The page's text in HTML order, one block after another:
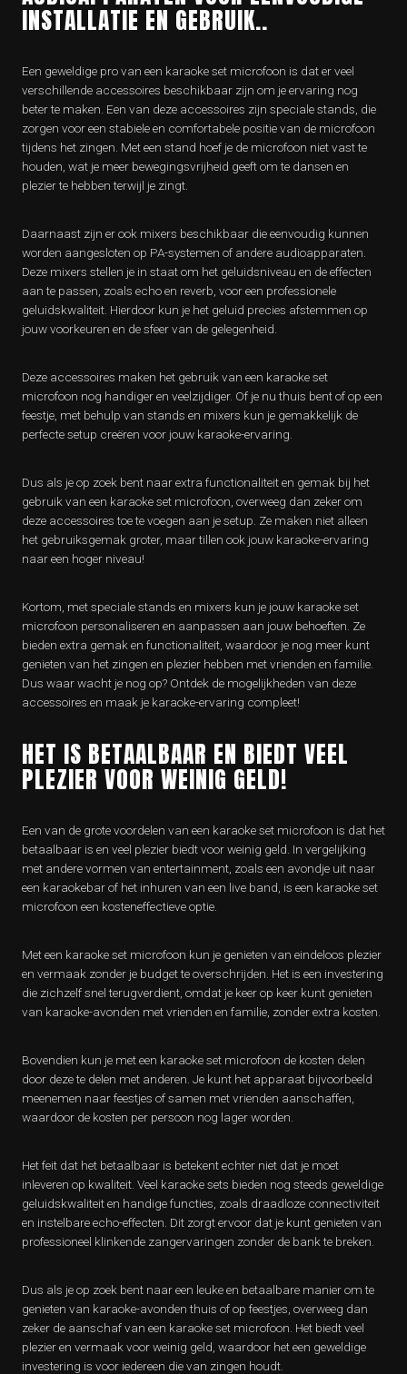
INSTALLATIE EN GEBRUIK..
Een geweldige pro van een karaoke set microfoon is dat er veel
verschillende accessoires beschikbaar zijn om je ervaring nog
beter te maken. Een van deze accessoires zijn speciale stands, die
zorgen voor een stabiele en comfortabele positie van de microfoon
tijdens het zingen. Met een stand hoef je de microfoon niet vast te
houden, wat je meer bewegingsvrijheid geeft om te dansen en
plezier te hebben terwijl je zingt.
Daarnaast zijn er ook mixers beschikbaar die eenvoudig kunnen
worden aangesloten op PA-systemen of andere audioapparaten.
Deze mixers stellen je in staat om het geluidsniveau en de effecten
aan te passen, zoals echo en reverb, voor een professionele
geluidskwaliteit. Hierdoor kun je het geluid precies afstemmen op
jouw voorkeuren en de sfeer van de gelegenheid.
Deze accessoires maken het gebruik van een karaoke set
microfoon nog handiger en veelzijdiger. Of je nu thuis bent of op een
feestje, met behulp van stands en mixers kun je gemakkelijk de
perfecte setup creëren voor jouw karaoke-ervaring.
Dus als je op zoek bent naar extra functionaliteit en gemak bij het
gebruik van een karaoke set microfoon, overweeg dan zeker om
deze accessoires toe te voegen aan je setup. Ze maken niet alleen
het gebruiksgemak groter, maar tillen ook jouw karaoke-ervaring
naar een hoger niveau!
Kortom, met speciale stands en mixers kun je jouw karaoke set
microfoon personaliseren en aanpassen aan jouw behoeften. Ze
bieden extra gemak en functionaliteit, waardoor je nog meer kunt
genieten van het zingen en plezier hebben met vrienden en familie.
Dus waar wacht je nog op? Ontdek de mogelijkheden van deze
accessoires en maak je karaoke-ervaring compleet!
HET IS BETAALBAAR EN BIEDT VEEL
PLEZIER VOOR WEINIG GELD!
Een van de grote voordelen van een karaoke set microfoon is dat het
betaalbaar is en veel plezier biedt voor weinig geld. In vergelijking
met andere vormen van entertainment, zoals een avondje uit naar
een karaokebar of het inhuren van een live band, is een karaoke set
microfoon een kosteneffectieve optie.
Met een karaoke set microfoon kun je genieten van eindeloos plezier
en vermaak zonder je budget te overschrijden. Het is een investering
die zichzelf snel terugverdient, omdat je keer op keer kunt genieten
van karaoke-avonden met vrienden en familie, zonder extra kosten.
Bovendien kun je met een karaoke set microfoon de kosten delen
door deze te delen met anderen. Je kunt het apparaat bijvoorbeeld
meenemen naar feestjes of samen met vrienden aanschaffen,
waardoor de kosten per persoon nog lager worden.
Het feit dat het betaalbaar is betekent echter niet dat je moet
inleveren op kwaliteit. Veel karaoke sets bieden nog steeds geweldige
geluidskwaliteit en handige functies, zoals draadloze connectiviteit
en instelbare echo-effecten. Dit zorgt ervoor dat je kunt genieten van
professioneel klinkende zangervaringen zonder de bank te breken.
Dus als je op zoek bent naar een leuke en betaalbare manier om te
genieten van karaoke-avonden thuis of op feestjes, overweeg dan
zeker de aanschaf van een karaoke set microfoon. Het biedt veel
plezier en vermaak voor weinig geld, waardoor het een geweldige
investering is voor iedereen die van zingen houdt.